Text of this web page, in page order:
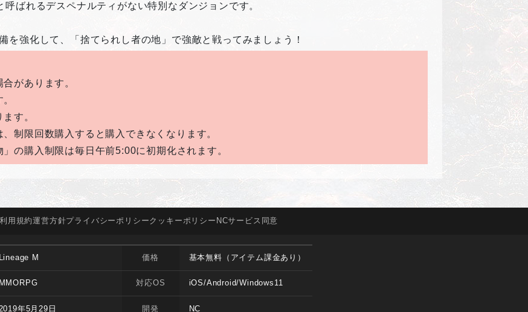
ばれるデスペナルティがない特別なダンジョンです。
を強化して、「捨てられし者の地」で強敵と戦ってみましょう！
があります。
す。
制限回数購入すると購入できなくなります。
の購入制限は毎日午前5:00に初期化されます。
利用規約運営方針プライバシーポリシークッキーポリシー NCサービス 同意
Lineage M
MMORPG
2019年5月29日
価格 基本無料（アイテム課金あり）
対応OS iOS/Android/Windows11
開発 NC